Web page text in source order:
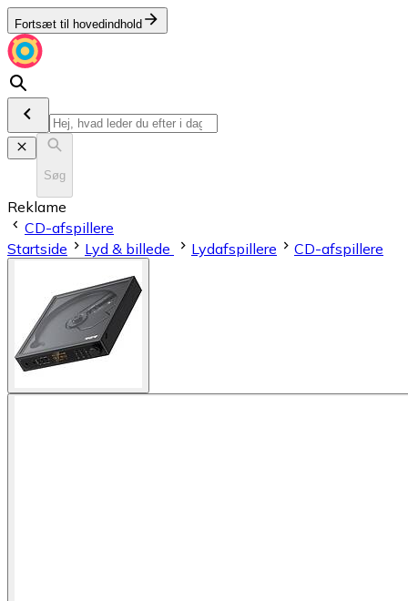
Fortsæt til hovedindhold
Søg
Reklame
CD-afspillere
Startside
Lyd & billede Lydafspillere CD-afspillere